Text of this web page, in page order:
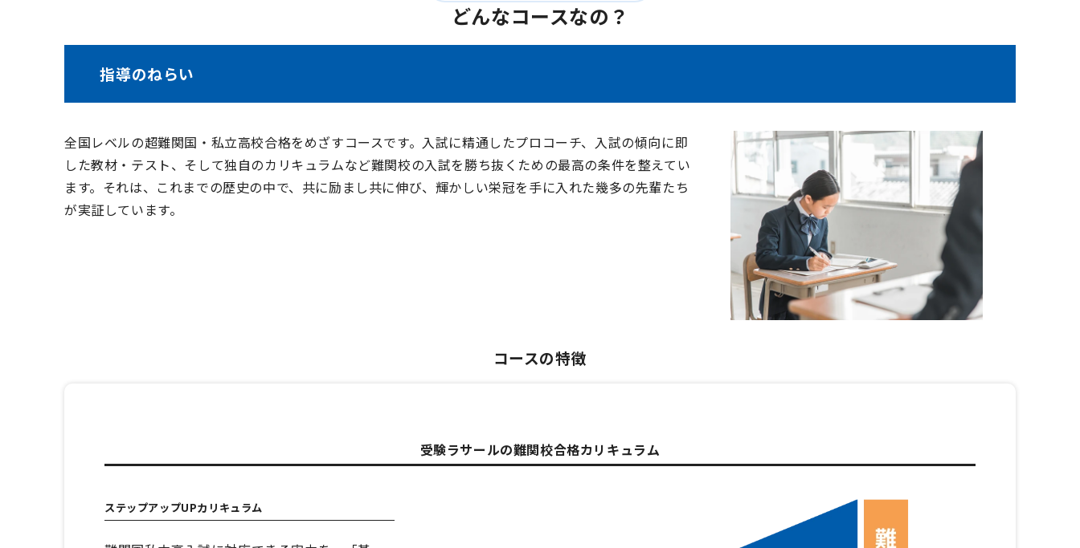
どんなコースなの？
指導のねらい
全国レベルの超難関国・私立高校合格をめざすコースです。入試に精通したプロコーチ、入試の傾向に即
した教材・テスト、そして独自のカリキュラムなど難関校の入試を勝ち抜くための最高の条件を整えてい
ます。それは、これまでの歴史の中で、共に励まし共に伸び、輝かしい栄冠を手に入れた幾多の先輩たち
が実証しています。
コースの特徴
受験ラサールの難関校合格カリキュラム
ステップアップUPカリキュラム